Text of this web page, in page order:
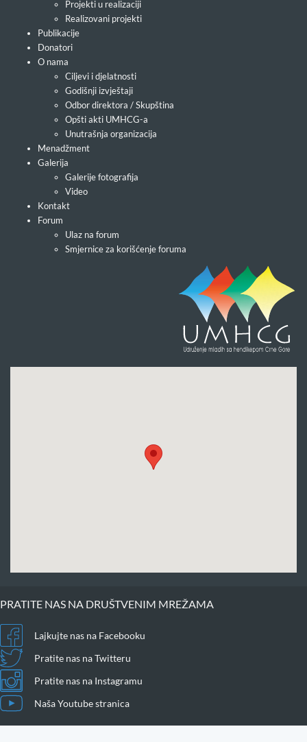
Projekti u realizaciji
Realizovani projekti
Publikacije
Donatori
O nama
Ciljevi i djelatnosti
Godišnji izvještaji
Odbor direktora / Skupština
Opšti akti UMHCG-a
Unutrašnja organizacija
Menadžment
Galerija
Galerije fotografija
Video
Kontakt
Forum
Ulaz na forum
Smjernice za korišćenje foruma
PRATITE NAS NA DRUŠTVENIM MREŽAMA
Lajkujte nas na Facebooku
Pratite nas na Twitteru
Pratite nas na Instagramu
Naša Youtube stranica